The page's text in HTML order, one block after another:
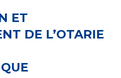
ET
DE L’OTARIE